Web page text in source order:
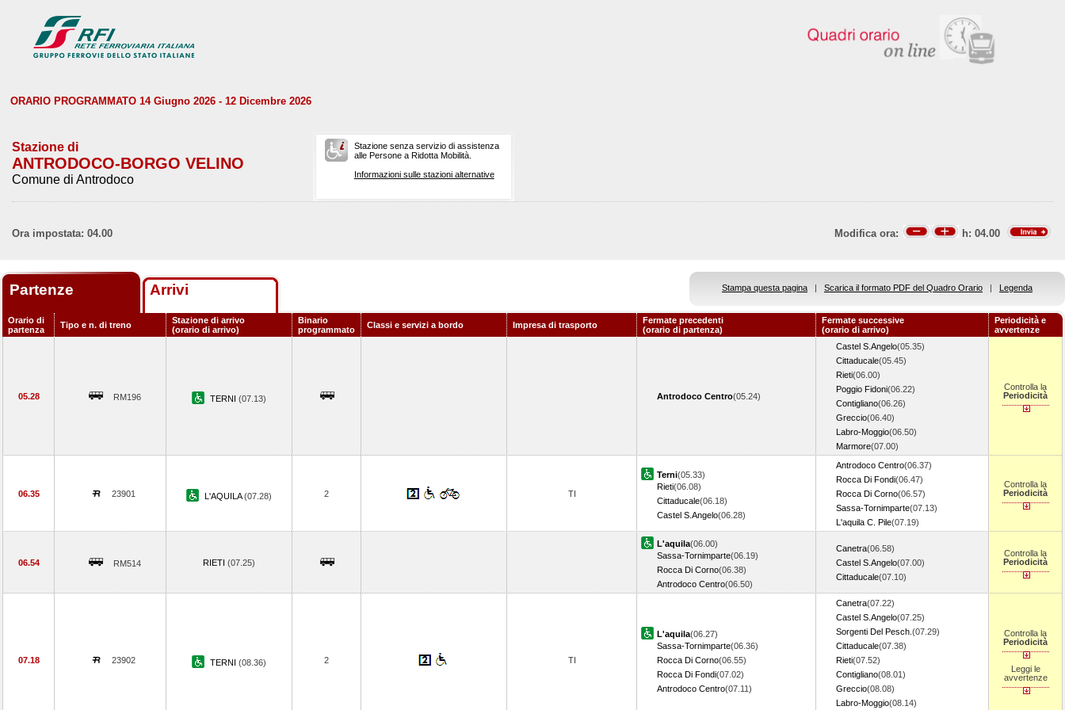
ORARIO PROGRAMMATO 14 Giugno 2026 - 12 Dicembre 2026
Stazione di
ANTRODOCO-BORGO VELINO
Comune di Antrodoco
Stazione senza servizio di assistenza
alle Persone a Ridotta Mobilità.
Informazioni sulle stazioni alternative
Ora impostata: 04.00 Modifica ora: h: 04.00
Partenze Arrivi Stampa questa pagina | Scarica il formato PDF del Quadro Orario | Legenda
Orario di
partenza
Tipo e n. di treno
Stazione di arrivo
(orario di arrivo)
Binario
programmato
Classi e servizi a bordo Impresa di trasporto
Fermate precedenti
(orario di partenza)
Fermate successive
(orario di arrivo)
Periodicità e
avvertenze
05.28 RM196 TERNI (07.13) Antrodoco Centro(05.24)
Castel S.Angelo(05.35)
Cittaducale(05.45)
Rieti(06.00)
Poggio Fidoni(06.22)
Contigliano(06.26)
Greccio(06.40)
Labro-Moggio(06.50)
Marmore(07.00)
Controlla la
Periodicità
06.35 23901 L'AQUILA(07.28) 2 TI
Terni(05.33)
Rieti(06.08)
Cittaducale(06.18)
Castel S.Angelo(06.28)
Antrodoco Centro(06.37)
Rocca Di Fondi(06.47)
Rocca Di Corno(06.57)
Sassa-Tornimparte(07.13)
L'aquila C. Pile(07.19)
Controlla la
Periodicità
06.54 RM514 RIETI (07.25)
L'aquila(06.00)
Sassa-Tornimparte(06.19)
Rocca Di Corno(06.38)
Antrodoco Centro(06.50)
Canetra(06.58)
Castel S.Angelo(07.00)
Cittaducale(07.10)
Controlla la
Periodicità
07.18 23902 TERNI (08.36) 2 TI
L'aquila(06.27)
Sassa-Tornimparte(06.36)
Rocca Di Corno(06.55)
Rocca Di Fondi(07.02)
Antrodoco Centro(07.11)
Canetra(07.22)
Castel S.Angelo(07.25)
Sorgenti Del Pesch. (07.29)
Cittaducale(07.38)
Rieti(07.52)
Contigliano(08.01)
Greccio(08.08)
Labro-Moggio(08.14)
Controlla la
Periodicità
Leggi le
avvertenze